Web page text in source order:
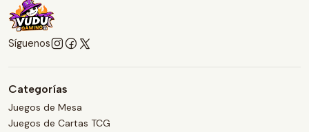
Síguenos
Categorías
Juegos de Mesa
Juegos de Cartas TCG